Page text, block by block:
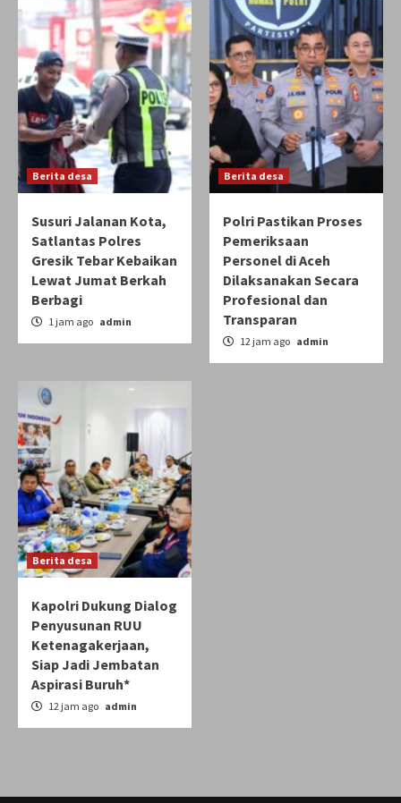
Berita desa
Susuri Jalanan Kota,
Satlantas Polres
Gresik Tebar Kebaikan
Lewat Jumat Berkah
Berbagi
1 jam ago admin
Berita desa
Polri Pastikan Proses
Pemeriksaan
Personel di Aceh
Dilaksanakan Secara
Profesional dan
Transparan
12 jam ago admin
Berita desa
Kapolri Dukung Dialog
Penyusunan RUU
Ketenagakerjaan,
Siap Jadi Jembatan
Aspirasi Buruh*
12 jam ago admin